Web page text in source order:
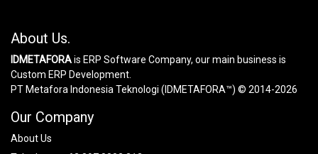
About Us.
IDMETAFORAis ERP Software Company, our main business is
Custom ERP Development.
PT Metafora Indonesia Teknologi (IDMETAFORA™) © 2014-2026
Our Company
About Us